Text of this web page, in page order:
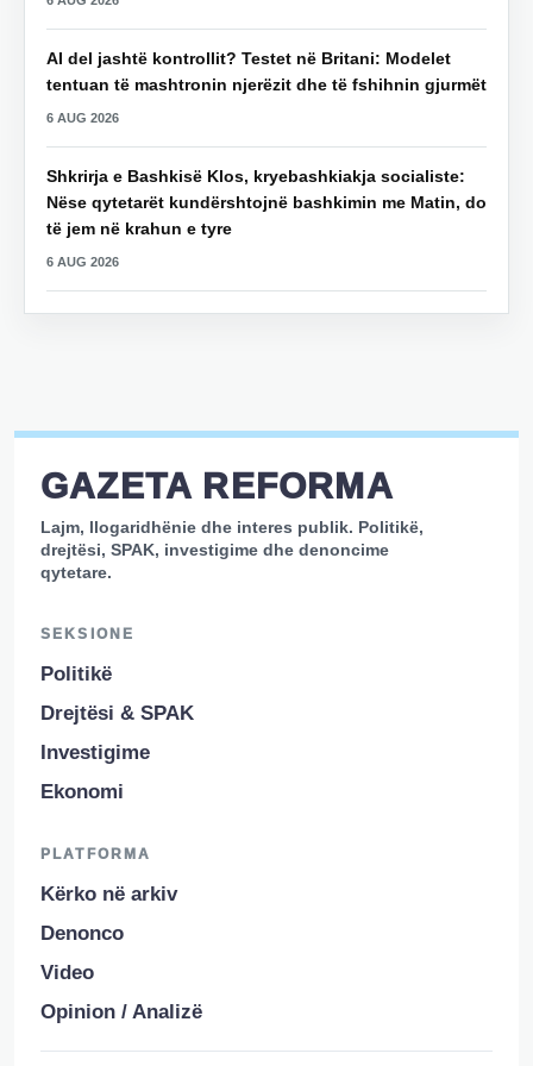
AI del jashtë kontrollit? Testet në Britani: Modelet
tentuan të mashtronin njerëzit dhe të fshihnin gjurmët
6 AUG 2026
Shkrirja e Bashkisë Klos, kryebashkiakja socialiste:
Nëse qytetarët kundërshtojnë bashkimin me Matin, do
të jem në krahun e tyre
6 AUG 2026
GAZETA REFORMA
Lajm, llogaridhënie dhe interes publik. Politikë,
drejtësi, SPAK, investigime dhe denoncime
qytetare.
SEKSIONE
Politikë
Drejtësi & SPAK
Investigime
Ekonomi
PLATFORMA
Kërko në arkiv
Denonco
Video
Opinion / Analizë